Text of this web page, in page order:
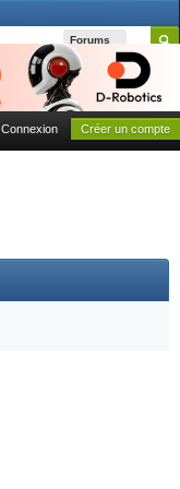
Forums
Connexion Créer un compte